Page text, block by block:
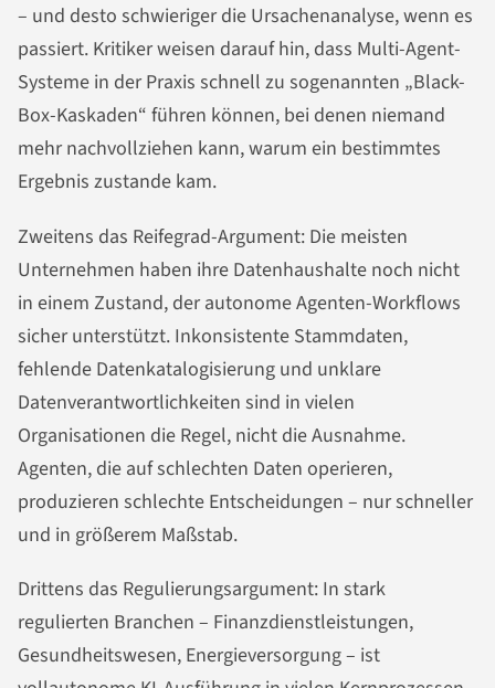
– und desto schwieriger die Ursachenanalyse, wenn es
passiert. Kritiker weisen darauf hin, dass Multi-Agent-
Systeme in der Praxis schnell zu sogenannten „Black-
Box-Kaskaden“ führen können, bei denen niemand
mehr nachvollziehen kann, warum ein bestimmtes
Ergebnis zustande kam.
Zweitens das Reifegrad-Argument: Die meisten
Unternehmen haben ihre Datenhaushalte noch nicht
in einem Zustand, der autonome Agenten-Workflows
sicher unterstützt. Inkonsistente Stammdaten,
fehlende Datenkatalogisierung und unklare
Datenverantwortlichkeiten sind in vielen
Organisationen die Regel, nicht die Ausnahme.
Agenten, die auf schlechten Daten operieren,
produzieren schlechte Entscheidungen – nur schneller
und in größerem Maßstab.
Drittens das Regulierungsargument: In stark
regulierten Branchen – Finanzdienstleistungen,
Gesundheitswesen, Energieversorgung – ist